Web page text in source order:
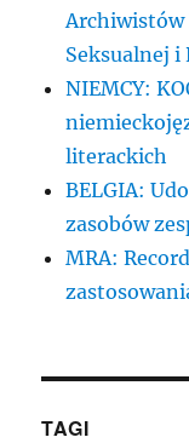
Archiwistów
Seksualnej i
NIEMCY:
literackich
BELGIA:
zasobów
MRA:
TAGI